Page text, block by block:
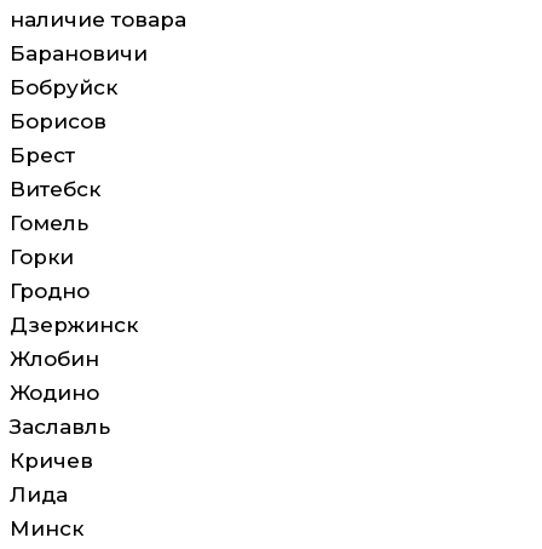
наличие товара
Барановичи
Бобруйск
Борисов
Брест
Витебск
Гомель
Горки
Гродно
Дзержинск
Жлобин
Жодино
Заславль
Кричев
Лида
Минск